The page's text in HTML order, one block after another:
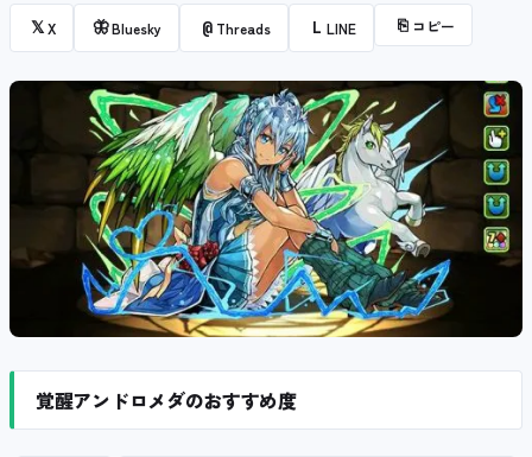
𝕏X 🦋Bluesky @ Threads L LINE ⎘ コピー
覚醒アンドロメダのおすすめ度